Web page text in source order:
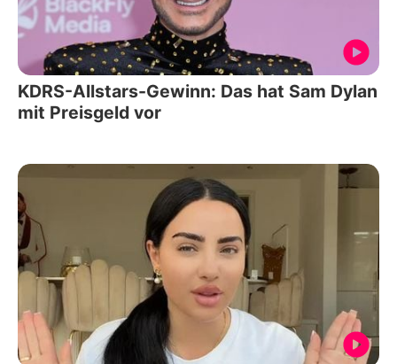
KDRS-Allstars-Gewinn: Das hat Sam Dylan
mit Preisgeld vor